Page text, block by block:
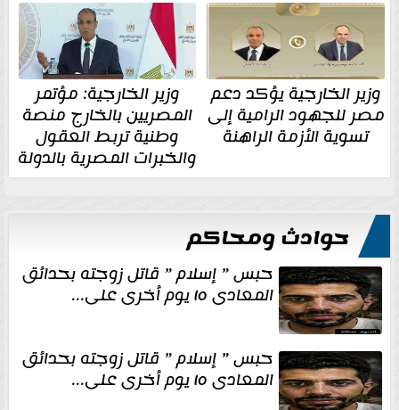
وزير الخارجية يؤكد دعم
مصر للجهود الرامية إلى
تسوية الأزمة الراهنة
وزير الخارجية: مؤتمر
المصريين بالخارج منصة
وطنية تربط العقول
والخبرات المصرية بالدولة
حوادث ومحاكم
حبس ” إسلام ” قاتل زوجته بحدائق
المعادى ١٥ يوم أخرى على...
حبس ” إسلام ” قاتل زوجته بحدائق
المعادى ١٥ يوم أخرى على...